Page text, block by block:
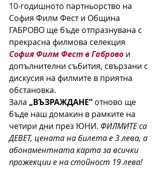
10-годишното партньорство на
София Филм Фест и Община
ГАБРОВО ще бъде отпразнувана с
прекрасна филмова селекция
София Филм Фест в Габрово и
допълнителни събития, свързани с
дискусия на филмите в приятна
обстановка.
Зала „ВЪЗРАЖДАНЕ” отново ще
бъде наш домакин в рамките на
четири дни през ЮНИ. ФИЛМИТЕ са
ДЕВЕТ, цената на билета е 3 лева, а
абонаментната карта за всички
прожекции е на стойност 19 лева!